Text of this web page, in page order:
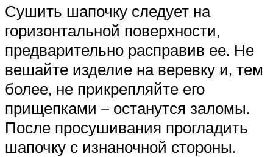
Сушить шапочку следует на
горизонтальной поверхности,
предварительно расправив ее. Не
вешайте изделие на веревку и, тем
более, не прикрепляйте его
прищепками – останутся заломы.
После просушивания прогладить
шапочку с изнаночной стороны.